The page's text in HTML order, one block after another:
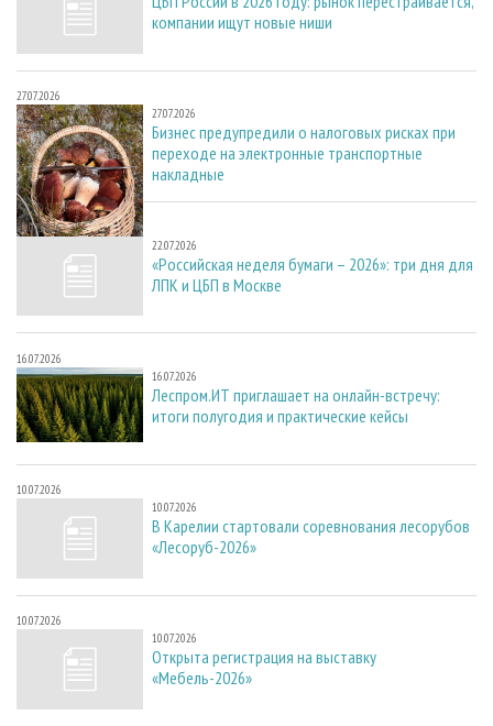
компании ищут новые ниши
27.07.2026
27.07.2026
Бизнес предупредили о налоговых рисках при
переходе на электронные транспортные
накладные
22.07.2026
22.07.2026
«Российская неделя бумаги – 2026»: три дня для
ЛПК и ЦБП в Москве
16.07.2026
16.07.2026
Леспром.ИТ приглашает на онлайн-встречу:
итоги полугодия и практические кейсы
10.07.2026
10.07.2026
В Карелии стартовали соревнования лесорубов
«Лесоруб-2026»
10.07.2026
10.07.2026
Открыта регистрация на выставку
«Мебель-2026»